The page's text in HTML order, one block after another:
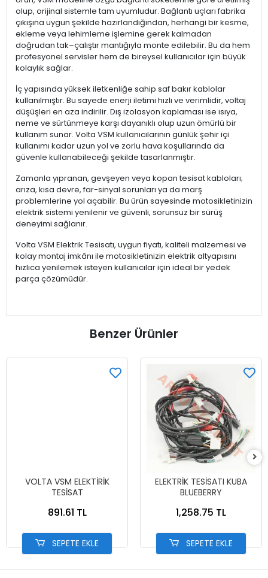
olup, orijinal sistemle tam uyumludur. Bağlantı uçları fabrika
çıkışına uygun şekilde hazırlandığından, herhangi bir kesme,
ekleme veya lehimleme işlemine gerek kalmadan
doğrudan tak–çalıştır mantığıyla monte edilebilir. Bu da hem
profesyonel servisler hem de bireysel kullanıcılar için büyük
kolaylık sağlar.
İç yapısında yüksek iletkenliğe sahip saf bakır kablolar
kullanılmıştır. Bu sayede enerji iletimi hızlı ve verimlidir, voltaj
düşüşleri en aza indirilir. Dış izolasyon kaplaması ise ısıya,
neme ve sürtünmeye karşı dayanıklı olup uzun ömürlü bir
kullanım sunar. Volta VSM kullanıcılarının günlük şehir içi
kullanımı kadar uzun yol ve zorlu hava koşullarında da
güvenle kullanabileceği şekilde tasarlanmıştır.
Zamanla yıpranan, gevşeyen veya kopan tesisat kabloları;
arıza, kısa devre, far-sinyal sorunları ya da marş
problemlerine yol açabilir. Bu ürün sayesinde motosikletinizin
elektrik sistemi yenilenir ve güvenli, sorunsuz bir sürüş
deneyimi sağlanır.
Volta VSM Elektrik Tesisatı, uygun fiyatı, kaliteli malzemesi ve
kolay montaj imkânı ile motosikletinizin elektrik altyapısını
hızlıca yenilemek isteyen kullanıcılar için ideal bir yedek
parça çözümüdür.
Benzer Ürünler
VOLTA VSM ELEKTİRİK
TESİSAT
891.61 TL
SEPETE EKLE
ELEKTRİK TESİSATI KUBA
BLUEBERRY
1,258.75 TL
SEPETE EKLE